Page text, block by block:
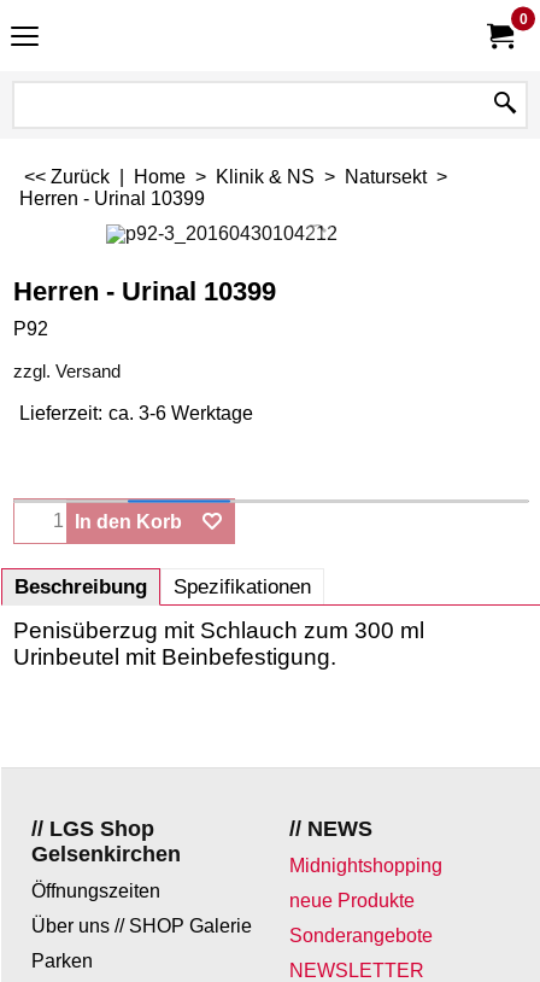
0
<< Zurück Home > Klinik & NS > Natursekt>
Herren - Urinal 10399
Herren - Urinal 10399
P92
zzgl. Versand
Lieferzeit: ca. 3-6 Werktage
In den Korb
Beschreibung Spezifikationen
Penisüberzug mit Schlauch zum 300 ml
Urinbeutel mit Beinbefestigung.
// NEWS
Midnightshopping
neue Produkte
Sonderangebote
NEWSLETTER
// LGS Shop
Gelsenkirchen
Öffnungszeiten
Über uns // SHOP Galerie
Parken